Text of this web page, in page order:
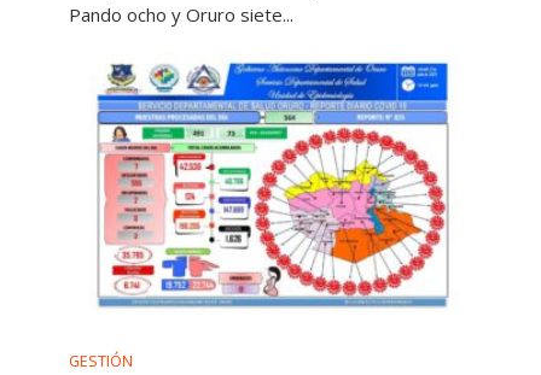
Pando ocho y Oruro siete...
GESTIÓN